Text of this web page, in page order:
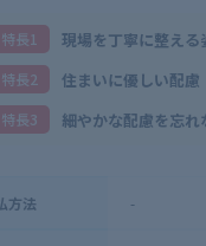
特⻑1 現場を丁寧に整える
特⻑2 住まいに優しい配慮
特⻑3 細やかな配慮を忘れ
方法 -